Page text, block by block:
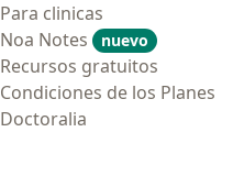
Para clinicas
Noa Notes
nuevo
Recursos gratuitos
Condiciones de los Planes
Doctoralia